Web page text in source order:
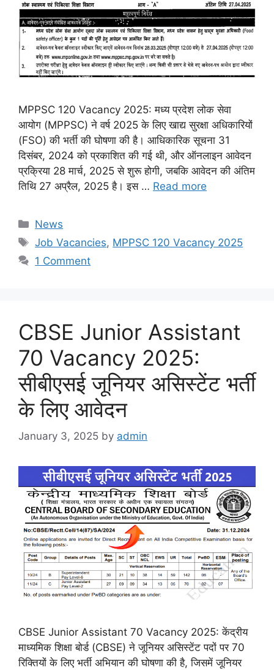
MPPSC 120 Vacancy 2025: मध्य प्रदेश लोक सेवा
आयोग (MPPSC) ने वर्ष 2025 के लिए खाद्य सुरक्षा अधिकारियों
(FSO) की भर्ती की घोषणा की है। आधिकारिक सूचना 31
दिसंबर, 2024 को प्रकाशित की गई थी, और ऑनलाइन आवेदन
प्रक्रिया 28 मार्च, 2025 से शुरू होगी, जबकि आवेदन की अंतिम
तिथि 27 अप्रैल, 2025 है। इस … Read more
Categories
News
Tags
Job Vacancies, MPPSC 120 Vacancy 2025
1 Comment
CBSE Junior Assistant
70 Vacancy 2025:
सीबीएसई जूनियर असिस्टेंट भर्ती
के लिए आवेदन
January 3, 2025 by admin
CBSE Junior Assistant 70 Vacancy 2025: केंद्रीय
माध्यमिक शिक्षा बोर्ड (CBSE) ने जूनियर असिस्टेंट पदों पर 70
रिक्तियों के लिए भर्ती अभियान की घोषणा की है, जिसमें जूनियर